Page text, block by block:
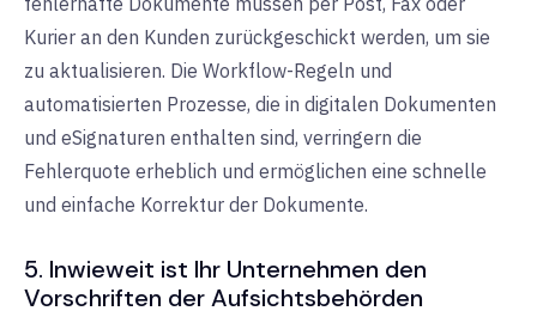
Kurier an den Kunden zurückgeschickt werden, um sie
zu aktualisieren. Die Workflow-Regeln und
automatisierten Prozesse, die in digitalen Dokumenten
und eSignaturen enthalten sind, verringern die
Fehlerquote erheblich und ermöglichen eine schnelle
und einfache Korrektur der Dokumente.
5. Inwieweit ist Ihr Unternehmen den
Vorschriften der Aufsichtsbehörden